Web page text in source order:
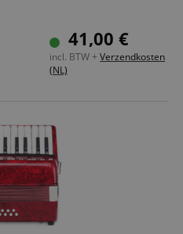
41,00 €
incl. BTW + Verzendkosten
(NL)